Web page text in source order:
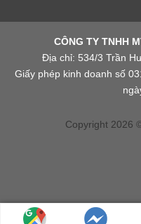
CÔNG TY TNHH
Địa chỉ: 534/3 Trần
Giấy phép kinh doanh số
Copyright 2026